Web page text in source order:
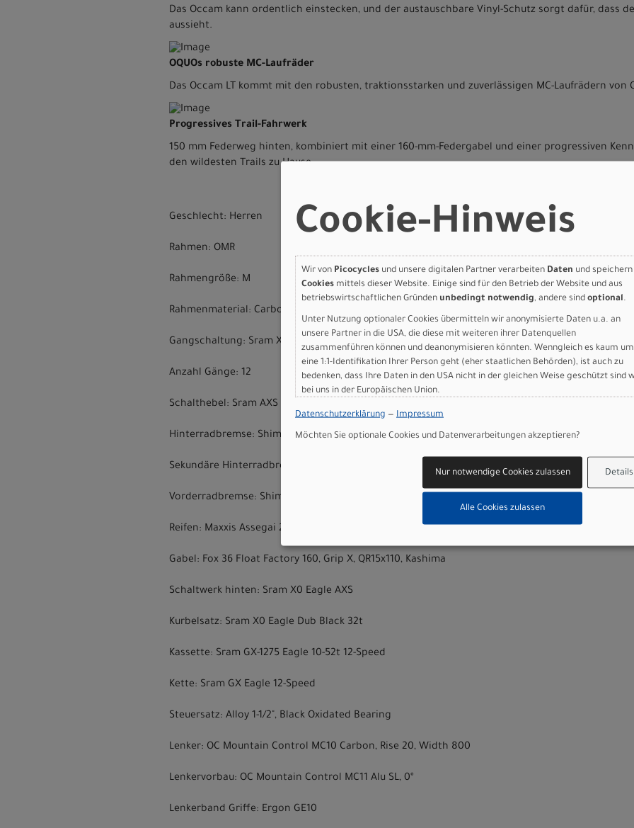
Das Occam kann ordentlich einstecken, und der austauschbare Vinyl-Schutz sorgt dafür, dass
aussieht.
OQUOs robuste MC-Laufräder
Das Occam LT kommt mit den robusten, traktionsstarken und zuverlässigen MC-Laufrädern von
Progressives Trail-Fahrwerk
150 mm Federweg hinten, kombiniert mit einer 160-mm-Federgabel und einer progressiven
den wildesten Trails zu Hause.
Geschlecht: Herren
Rahmen: OMR
Rahmengröße: M
Rahmenmaterial: Carbon
Gangschaltung: Sram X0 Eagle AXS
Anzahl Gänge: 12
Schalthebel: Sram AXS Pod
Hinterradbremse: Shimano XT 8220 Hydraulic Disc
Sekundäre Hinterradbremse: Shimano XT 8220 Hydraulic Disc
Vorderradbremse: Shimano XT 8220 Hydraulic Disc
Reifen: Maxxis Assegai 2.50" 60TPI 3CG/EXO+/TR MaxxGrip -- Maxxis Minion DHR II 2.40" WT FB
Gabel: Fox 36 Float Factory 160, Grip X, QR15x110, Kashima
Schaltwerk hinten: Sram X0 Eagle AXS
Kurbelsatz: Sram X0 Eagle Dub Black 32t
Kassette: Sram GX-1275 Eagle 10-52t 12-Speed
Kette: Sram GX Eagle 12-Speed
Steuersatz: Alloy 1-1/2", Black Oxidated Bearing
Lenker: OC Mountain Control MC10 Carbon, Rise 20, Width 800
Lenkervorbau: OC Mountain Control MC11 Alu SL, 0º
Lenkerband Griffe: Ergon GE10
Cookie-Hinweis
Wir von Picocycles und unsere digitalen Partner verarbeiten Daten und speichern
Cookies mittels dieser Website. Einige sind für den Betrieb der Website und aus
betriebswirtschaftlichen Gründen unbedingt notwendig, andere sind optional.
Unter Nutzung optionaler Cookies übermitteln wir anonymisierte Daten u.a. an
unsere Partner in die USA, die diese mit weiteren ihrer Datenquellen
zusammenführen können und deanonymisieren könnten. Wenngleich es kaum um
eine 1:1-Identifikation Ihrer Person geht (eher staatlichen Behörden), ist auch zu
bedenken, dass Ihre Daten in den USA nicht in der gleichen Weise geschützt sind
bei uns in der Europäischen Union.
Datenschutzerklärung — Impressum
Möchten Sie optionale Cookies und Datenverarbeitungen akzeptieren?
Details
Nur notwendige Cookies zulassen
Alle Cookies zulassen